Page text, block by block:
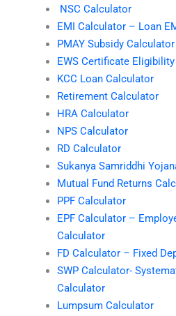
NSC Calculator
EMI Calculator – Loan
PMAY Subsidy Calculator
EWS Certificate
KCC Loan Calculator
Retirement Calculator
HRA Calculator
NPS Calculator
RD Calculator
Sukanya Samriddhi
Mutual Fund Returns
PPF Calculator
EPF Calculator –
Calculator
FD Calculator – Fixed
SWP Calculator-
Calculator
Lumpsum Calculator